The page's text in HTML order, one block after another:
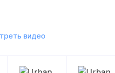
видео